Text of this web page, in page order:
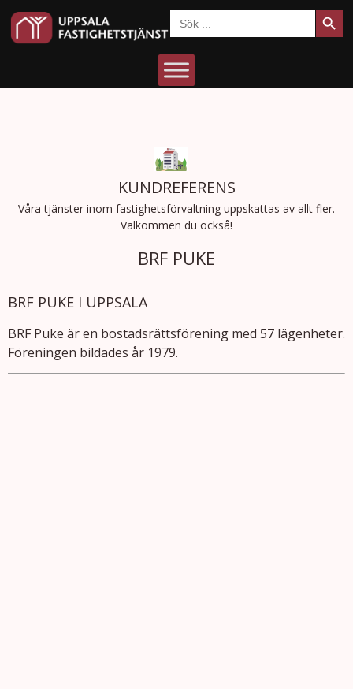
Sök
efter:
KUNDREFERENS
Våra tjänster inom fastighetsförvaltning uppskattas av allt fler.
Välkommen du också!
BRF PUKE
BRF PUKE I UPPSALA
BRF Puke är en bostadsrättsförening med 57 lägenheter.
Föreningen bildades år 1979.